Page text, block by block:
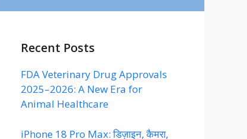
Recent Posts
FDA Veterinary Drug Approvals
2025–2026: A New Era for
Animal Healthcare
iPhone 18 Pro Max: डिज़ाइन, कैमरा,